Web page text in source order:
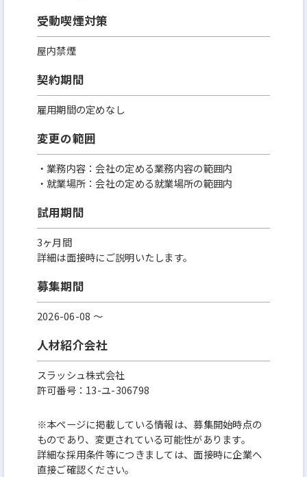
受動喫煙対策
屋内禁煙
契約期間
雇用期間の定めなし
変更の範囲
・業務内容：会社の定める業務内容の範囲内
・就業場所：会社の定める就業場所の範囲内
試用期間
3ヶ月間
詳細は面接時にご説明いたします。
募集期間
2026-06-08 〜
人材紹介会社
スラッシュ株式会社
許可番号：13-ユ-306798
※本ページに掲載している情報は、募集開始時点の
ものであり、変更されている可能性があります。
詳細な採用条件等につきましては、面接時に企業へ
直接ご確認ください。